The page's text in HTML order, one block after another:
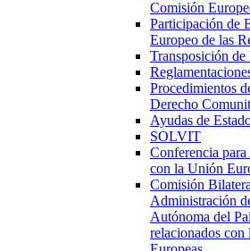
Comisión
Participación de
Europeo de las
Transposición
Procedimientos
Derecho
Ayudas de
SOLVIT
Conferencia
con la Unión
Comisión
Administración
Autónoma del
relacionados con